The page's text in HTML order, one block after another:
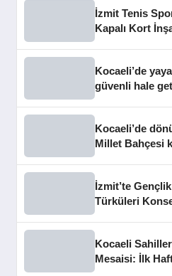
İzmit Tenis
Kapalı Kort
Kocaeli’de
güvenli hale
Kocaeli’de
Millet Bahçesi
İzmit’te
Türküleri
Kocaeli
Mesaisi: İlk